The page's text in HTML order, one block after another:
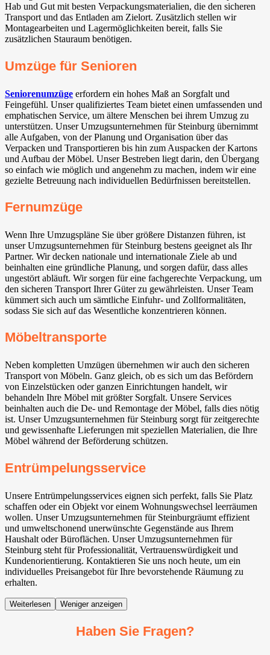
Hab und Gut mit besten Verpackungsmaterialien, die den sicheren
Transport und das Entladen am Zielort. Zusätzlich stellen wir
Montagearbeiten und Lagermöglichkeiten bereit, falls Sie
zusätzlichen Stauraum benötigen.
Umzüge für Senioren
Seniorenumzüge erfordern ein hohes Maß an Sorgfalt und
Feingefühl. Unser qualifiziertes Team bietet einen umfassenden und
emphatischen Service, um ältere Menschen bei ihrem Umzug zu
unterstützen. Unser Umzugsunternehmen für Steinburg übernimmt
alle Aufgaben, von der Planung und Organisation über das
Verpacken und Transportieren bis hin zum Auspacken der Kartons
und Aufbau der Möbel. Unser Bestreben liegt darin, den Übergang
so einfach wie möglich und angenehm zu machen, indem wir eine
gezielte Betreuung nach individuellen Bedürfnissen bereitstellen.
Fernumzüge
Wenn Ihre Umzugspläne Sie über größere Distanzen führen, ist
unser Umzugsunternehmen für Steinburg bestens geeignet als Ihr
Partner. Wir decken nationale und internationale Ziele ab und
beinhalten eine gründliche Planung, und sorgen dafür, dass alles
ungestört abläuft. Wir sorgen für eine fachgerechte Verpackung, um
den sicheren Transport Ihrer Güter zu gewährleisten. Unser Team
kümmert sich auch um sämtliche Einfuhr- und Zollformalitäten,
sodass Sie sich auf das Wesentliche konzentrieren können.
Möbeltransporte
Neben kompletten Umzügen übernehmen wir auch den sicheren
Transport von Möbeln. Ganz gleich, ob es sich um das Befördern
von Einzelstücken oder ganzen Einrichtungen handelt, wir
behandeln Ihre Möbel mit größter Sorgfalt. Unsere Services
beinhalten auch die De- und Remontage der Möbel, falls dies nötig
ist. Unser Umzugsunternehmen für Steinburg sorgt für zeitgerechte
und gewissenhafte Lieferungen mit speziellen Materialien, die Ihre
Möbel während der Beförderung schützen.
Entrümpelungsservice
Unsere Entrümpelungsservices eignen sich perfekt, falls Sie Platz
schaffen oder ein Objekt vor einem Wohnungswechsel leerräumen
wollen. Unser Umzugsunternehmen für Steinburgräumt effizient
und umweltschonend unerwünschte Gegenstände aus Ihrem
Haushalt oder Büroflächen. Unser Umzugsunternehmen für
Steinburg steht für Professionalität, Vertrauenswürdigkeit und
Kundenorientierung. Kontaktieren Sie uns noch heute, um ein
individuelles Preisangebot für Ihre bevorstehende Räumung zu
erhalten.
Weiterlesen Weniger anzeigen
Haben Sie Fragen?